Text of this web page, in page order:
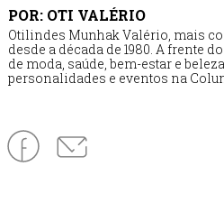
POR: OTI VALÉRIO
Otilindes Munhak Valério, mais
desde a década de 1980. A frente
de moda, saúde, bem-estar e
personalidades e eventos na